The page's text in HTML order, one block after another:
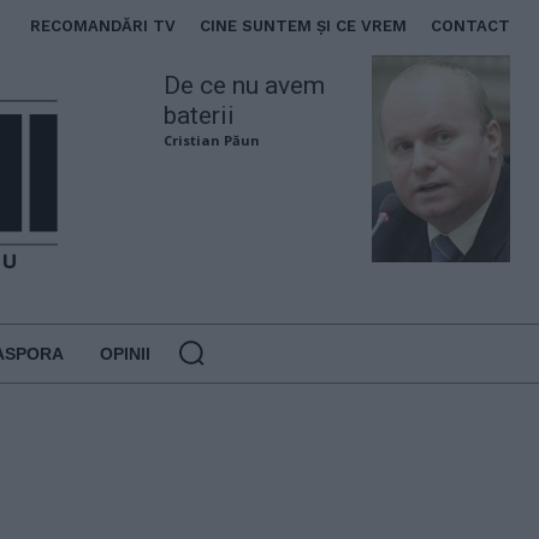
RECOMANDĂRI TV CINE SUNTEM ȘI CE VREM CONTACT
De ce nu avem
baterii
Cristian Păun
OPINII